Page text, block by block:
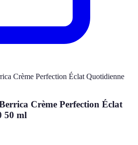
Crème Perfection Éclat
50 ml